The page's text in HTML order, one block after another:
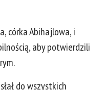
córka Abihajlowa, i
aby potwierdzili
do wszystkich